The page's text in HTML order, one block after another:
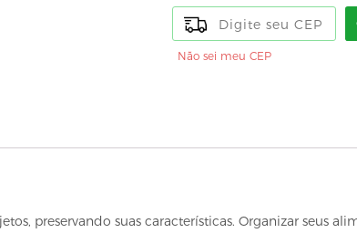
Não sei meu CEP
preservando suas características. Organizar seus